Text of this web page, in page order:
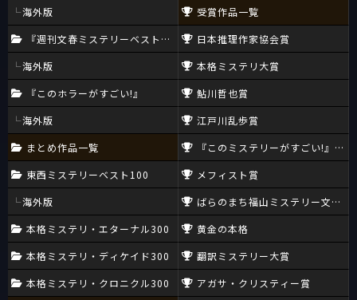
海外版
『週刊文春ミステリーベスト10』
海外版
『このホラーがすごい!』
海外版
まとめ作品一覧
東西ミステリーベスト100
海外版
本格ミステリ・エターナル300
本格ミステリ・ディケイド300
本格ミステリ・クロニクル300
受賞作品一覧
日本推理作家協会賞
本格ミステリ大賞
鮎川哲也賞
江戸川乱歩賞
『このミステリーがすごい!』大賞
メフィスト賞
ばらのまち福山ミステリー文学新
黄金の本格
翻訳ミステリー大賞
アガサ・クリスティー賞